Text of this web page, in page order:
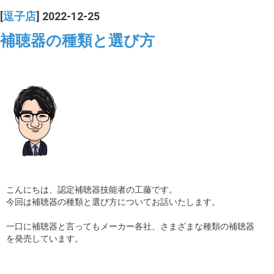
逗子店 ] 2022-12-25
補聴器の種類と選び方
こんにちは、認定補聴器技能者の工藤です。
今回は補聴器の種類と選び方についてお話いたします。
一口に補聴器と言ってもメーカー各社、さまざまな種類の補聴器
を発売しています。